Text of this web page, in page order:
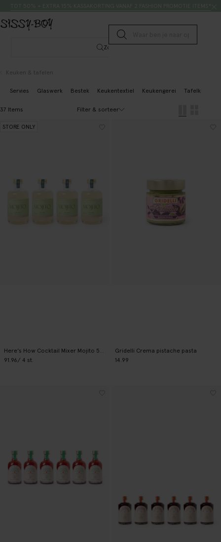
Submit search
Zoeken
Keuken & tafelen
Servies Glaswerk Bestek Keukentextiel Keukengerei Tafelkleden
37 Items Filter & sorteer
91.96 / 4 st.
STORE ONLY
Gridelli Crema pistache pasta
14.99